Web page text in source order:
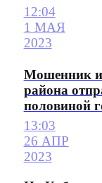
12:04
1 МАЯ
2023
Мошенник
района
половиной
13:03
26 АПР
2023